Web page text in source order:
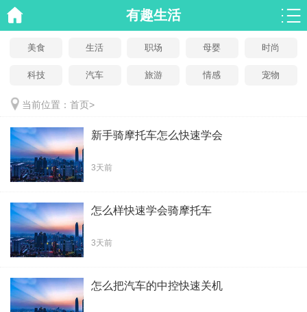
有趣生活
美食 生活 职场 母婴 时尚
科技 汽车 旅游 情感 宠物
当前位置： 首页>
新手骑摩托车怎么快速学会
3天前
怎么样快速学会骑摩托车
3天前
怎么把汽车的中控快速关机